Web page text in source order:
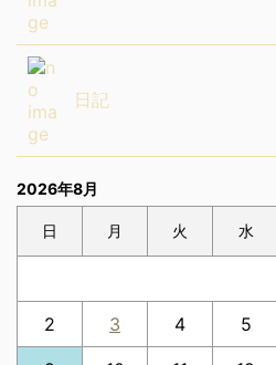
日記
2026年8月
日 月 火 水
2 3 4 5